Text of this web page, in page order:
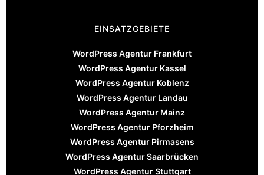
EINSATZGEBIETE
WordPress Agentur Frankfurt
WordPress Agentur Kassel
WordPress Agentur Koblenz
WordPress Agentur Landau
WordPress Agentur Mainz
WordPress Agentur Pforzheim
WordPress Agentur Pirmasens
WordPress Agentur Saarbrücken
WordPress Agentur Stuttgart